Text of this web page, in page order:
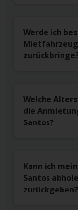
Werde ich
zurückbringe?
Welche
die
Santos?
Kann ich
Santos
zurückgeben?